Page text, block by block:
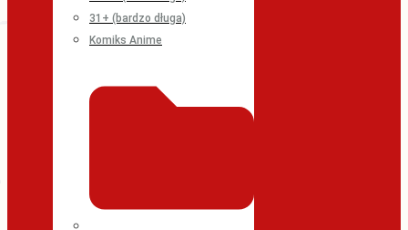
31+ (bardzo długa)
Komiks Anime